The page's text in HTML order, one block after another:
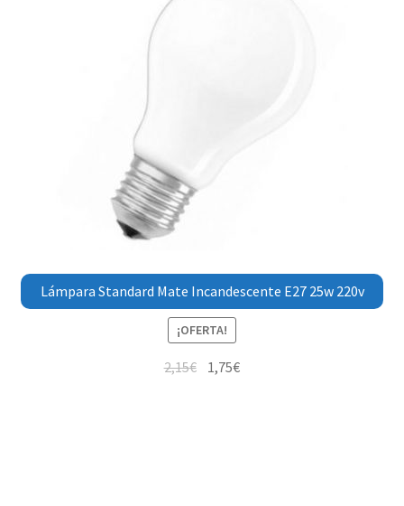
Lámpara Standard Mate Incandescente E27 25w 220v
¡OFERTA!
2,15€ 1,75€